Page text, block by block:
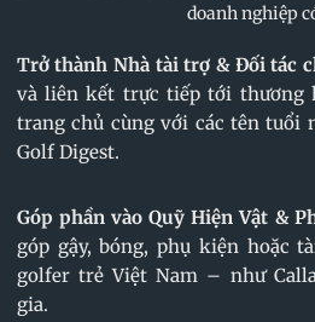
doanh nghiệp
Trở thành Nhà tài trợ & Đối tác
và liên kết trực tiếp tới thương
trang chủ cùng với các tên tuổi
Golf Digest.
Góp phần vào Quỹ Hiện Vật &
góp gậy, bóng, phụ kiện hoặc
golfer trẻ Việt Nam – như
gia.